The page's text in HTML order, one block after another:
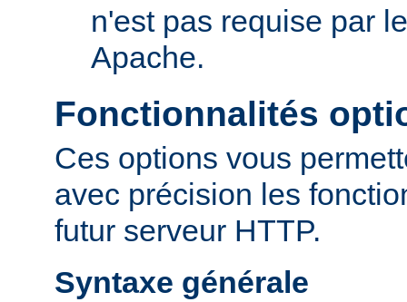
n'est pas requise par
Apache.
Fonctionnalités
Ces options vous
avec précision les
futur serveur HTTP.
Syntaxe générale